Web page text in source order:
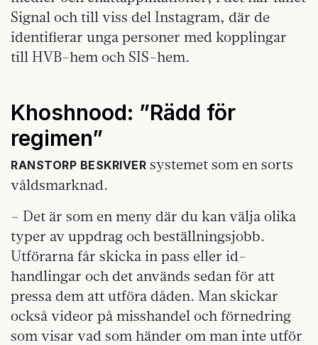
Signal och till viss del Instagram, där de
identifierar unga personer med kopplingar
till HVB-hem och SIS-hem.
Khoshnood: ”Rädd för
regimen”
RANSTORP BESKRIVER systemet som en sorts
våldsmarknad.
– Det är som en meny där du kan välja olika
typer av uppdrag och beställningsjobb.
Utförarna får skicka in pass eller id-
handlingar och det används sedan för att
pressa dem att utföra dåden. Man skickar
också videor på misshandel och förnedring
som visar vad som händer om man inte utför